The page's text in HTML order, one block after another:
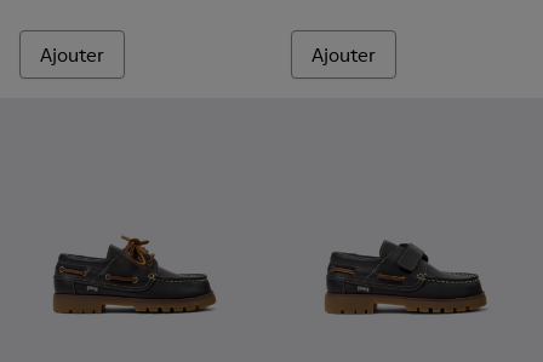
Ajouter Ajouter